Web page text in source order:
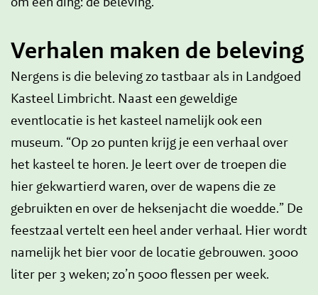
Verhalen maken de beleving
Nergens is die beleving zo tastbaar als in Landgoed
Kasteel Limbricht. Naast een geweldige
eventlocatie is het kasteel namelijk ook een
museum. “Op 20 punten krijg je een verhaal over
het kasteel te horen. Je leert over de troepen die
hier gekwartierd waren, over de wapens die ze
gebruikten en over de heksenjacht die woedde.” De
feestzaal vertelt een heel ander verhaal. Hier wordt
namelijk het bier voor de locatie gebrouwen. 3000
liter per 3 weken; zo’n 5000 flessen per week.